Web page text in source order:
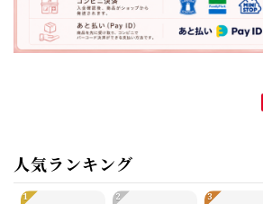
人気ランキング
1 2 3